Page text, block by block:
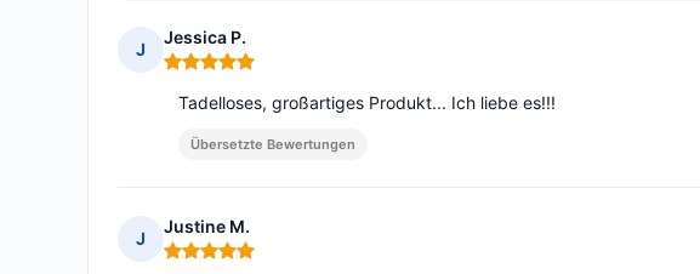
J
Jessica P.
Hinweis: 5 von 5
Tadelloses, großartiges Produkt... Ich liebe es!!!
Übersetzte Bewertungen
J
Justine M.
Hinweis: 5 von 5